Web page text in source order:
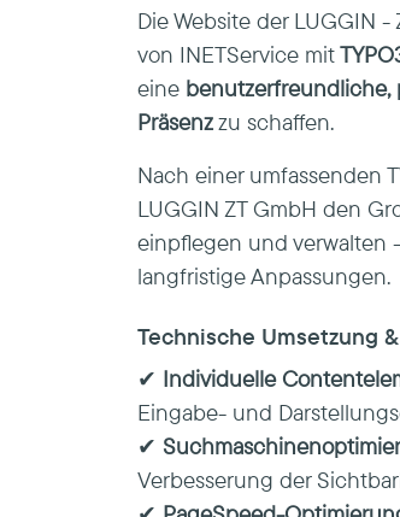
Die Website der LUGGIN
von INETService mit
eine
Präsenzzu schaffen.
Nach einer umfassenden
LUGGIN ZT GmbH den
einpflegen und verwalten
langfristige Anpassungen.
Technische Umsetzung
✔ Individuelle
Eingabe- und
✔
Verbesserung der